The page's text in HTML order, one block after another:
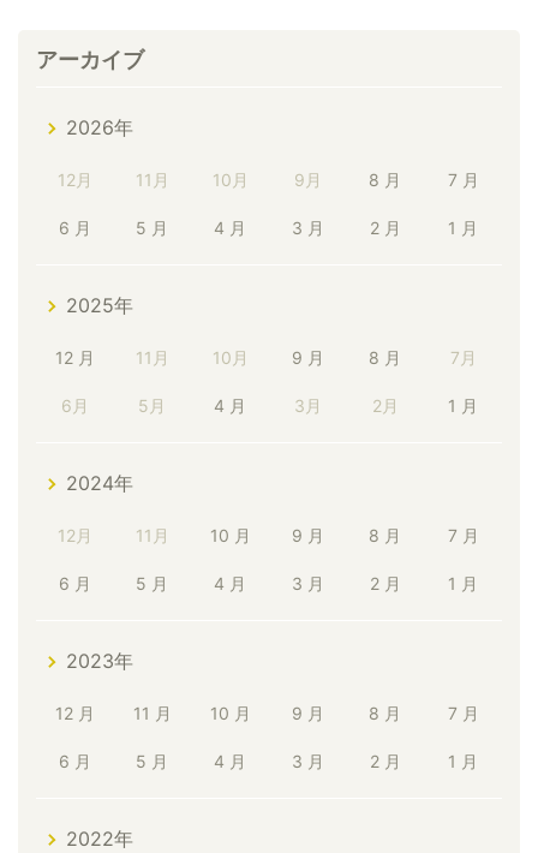
アーカイブ
2026年
12月 11月 10月 9月 8 月 7 月
6 月 5 月 4 月 3 月 2 月 1 月
2025年
12 月 11月 10月 9 月 8 月 7月
6月 5月 4 月 3月 2月 1 月
2024年
12月 11月 10 月 9 月 8 月 7 月
6 月 5 月 4 月 3 月 2 月 1 月
2023年
12 月 11 月 10 月 9 月 8 月 7 月
6 月 5 月 4 月 3 月 2 月 1 月
2022年